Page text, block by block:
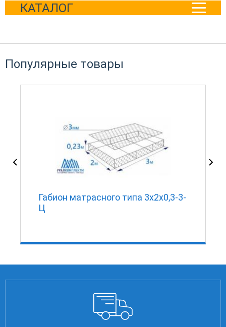
КАТАЛОГ
Популярные товары
Габион матрасного типа 3х2х0,3-3-
Ц